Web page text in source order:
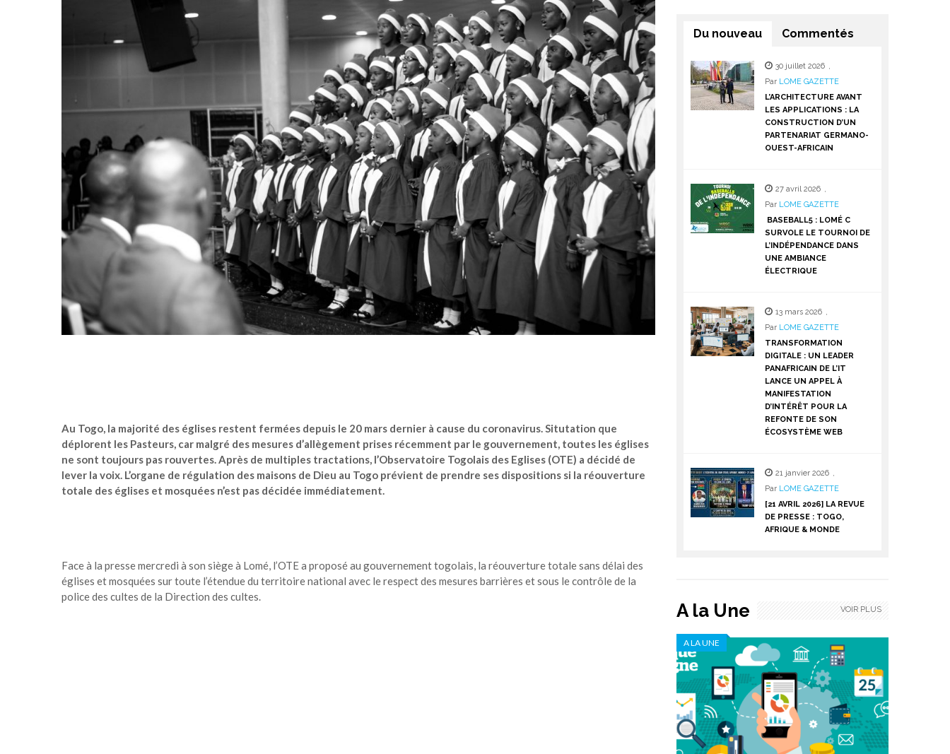
Au Togo, la majorité des églises restent fermées depuis le 20 mars dernier à cause du coronavirus. Situtation que
déplorent les Pasteurs, car malgré des mesures d’allègement prises récemment par le gouvernement, toutes les églises
ne sont toujours pas rouvertes. Après de multiples tractations, l’Observatoire Togolais des Eglises (OTE) a décidé de
lever la voix. L’organe de régulation des maisons de Dieu au Togo prévient de prendre ses dispositions si la réouverture
totale des églises et mosquées n’est pas décidée immédiatement.
Face à la presse mercredi à son siège à Lomé, l’OTE a proposé au gouvernement togolais, la réouverture totale sans délai des
églises et mosquées sur toute l’étendue du territoire national avec le respect des mesures barrières et sous le contrôle de la
police des cultes de la Direction des cultes.
Du nouveau Commentés
30 juillet 2026 ,
Par LOME GAZETTE
L’ARCHITECTURE AVANT
LES APPLICATIONS : LA
CONSTRUCTION D’UN
PARTENARIAT GERMANO-
OUEST-AFRICAIN
27 avril 2026 ,
Par LOME GAZETTE
BASEBALL5 : LOMÉ C
SURVOLE LE TOURNOI DE
L’INDÉPENDANCE DANS
UNE AMBIANCE
ÉLECTRIQUE
13 mars 2026 ,
Par LOME GAZETTE
TRANSFORMATION
DIGITALE : UN LEADER
PANAFRICAIN DE L’IT
LANCE UN APPEL À
MANIFESTATION
D’INTÉRÊT POUR LA
REFONTE DE SON
ÉCOSYSTÈME WEB
21 janvier 2026 ,
Par LOME GAZETTE
[21 AVRIL 2026] LA REVUE
DE PRESSE : TOGO,
AFRIQUE & MONDE
A la Une
A LA UNE
VOIR PLUS